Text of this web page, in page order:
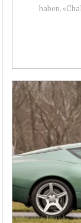
haben.